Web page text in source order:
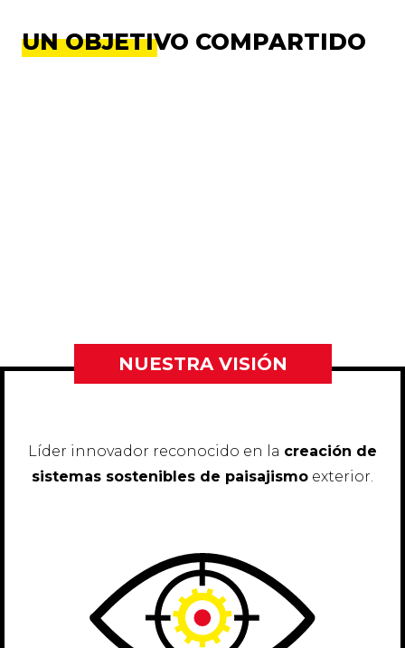
UN OBJETIVO COMPARTIDO
NUESTRA VISIÓN
Líder innovador reconocido en la creación de
sistemas sostenibles de paisajismo exterior.